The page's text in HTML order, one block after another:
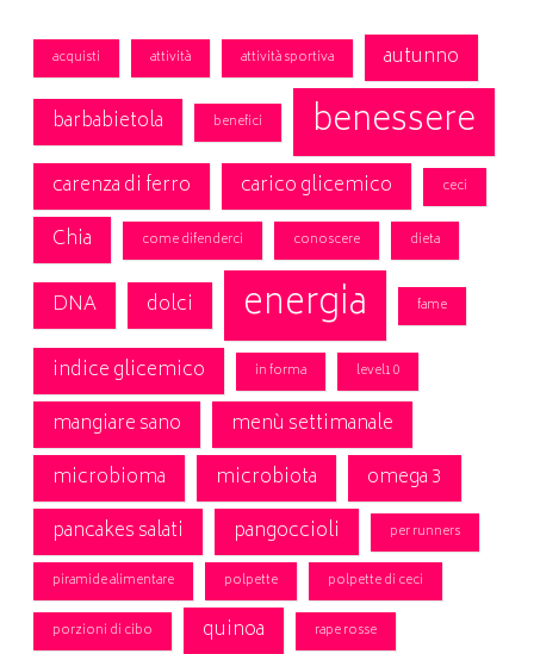
acquisti attività attività sportiva
autunno
barbabietola
benefici benessere
carenza di ferro carico glicemico ceci
Chia come difenderci conoscere dieta
DNA dolci energia fame
indice glicemico in forma level10
mangiare sano
menù settimanale
microbioma
microbiota
omega 3
pancakes salati
pangoccioli per runners
piramide alimentare polpette polpette di ceci
porzioni di cibo quinoa rape rosse